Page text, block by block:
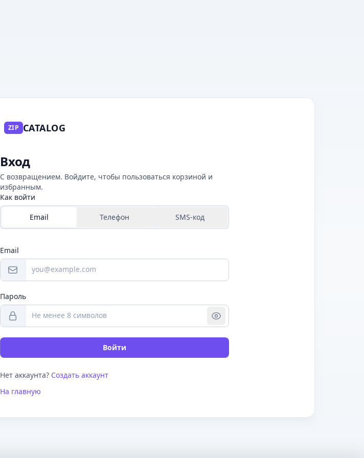
ZIP CATALOG
Вход
С возвращением. Войдите, чтобы пользоваться корзиной и
избранным.
Как войти
Email Телефон SMS-код
Email
Пароль
Войти
Нет аккаунта? Создать аккаунт
На главную